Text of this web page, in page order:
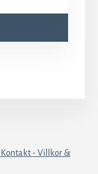
Kontakt - Villkor &